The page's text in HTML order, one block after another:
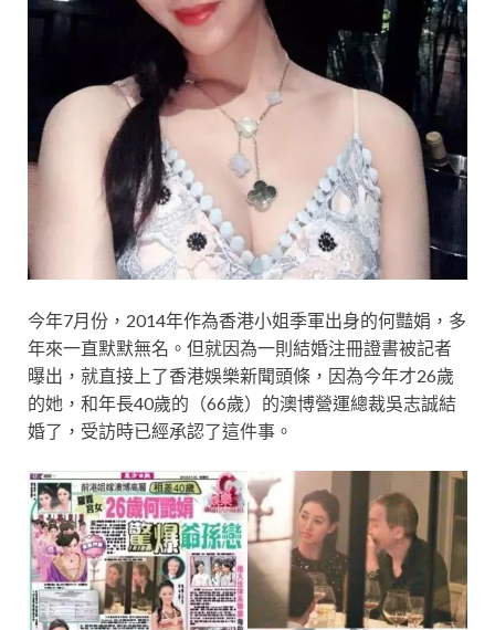
今年7月份，2014年作為香港小姐季軍出身的何豔娟，多
年來一直默默無名。但就因為一則結婚注冊證書被記者
曝出，就直接上了香港娛樂新聞頭條，因為今年才26歲
的她，和年長40歲的（66歲）的澳博營運總裁吳志誠結
婚了，受訪時已經承認了這件事。